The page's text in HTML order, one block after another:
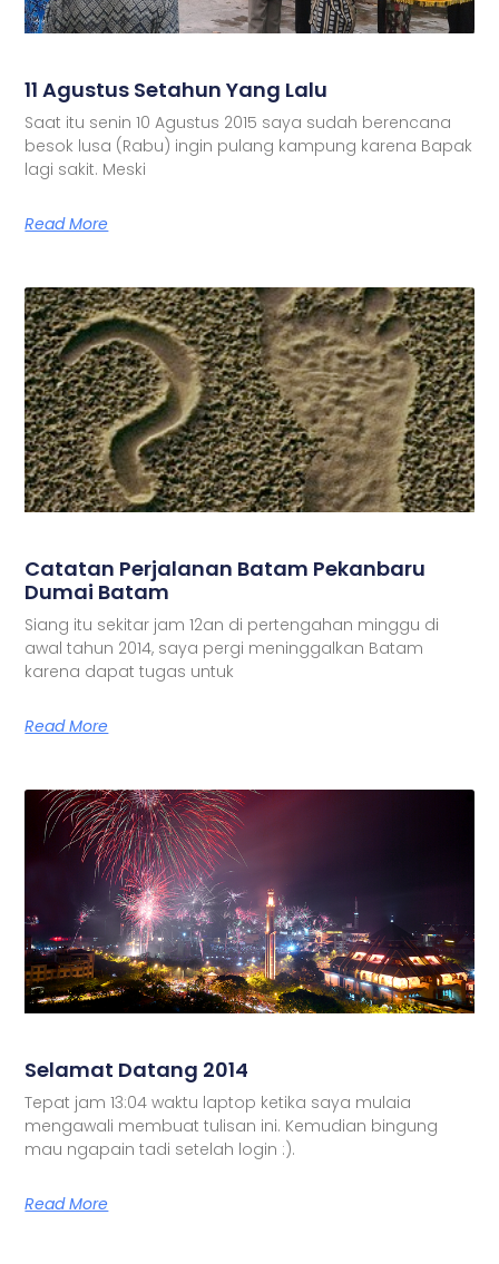
11 Agustus Setahun Yang Lalu
Saat itu senin 10 Agustus 2015 saya sudah berencana
besok lusa (Rabu) ingin pulang kampung karena Bapak
lagi sakit. Meski
Read More
Catatan Perjalanan Batam Pekanbaru
Dumai Batam
Siang itu sekitar jam 12an di pertengahan minggu di
awal tahun 2014, saya pergi meninggalkan Batam
karena dapat tugas untuk
Read More
Selamat Datang 2014
Tepat jam 13:04 waktu laptop ketika saya mulaia
mengawali membuat tulisan ini. Kemudian bingung
mau ngapain tadi setelah login :).
Read More